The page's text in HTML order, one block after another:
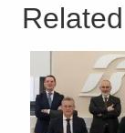
Related